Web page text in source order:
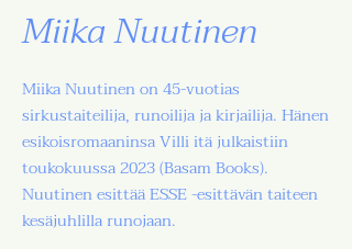
Miika Nuutinen
Miika Nuutinen on 45-vuotias
sirkustaiteilija, runoilija ja kirjailija. Hänen
esikoisromaaninsa Villi itä julkaistiin
toukokuussa 2023 (Basam Books).
Nuutinen esittää ESSE -esittävän taiteen
kesäjuhlilla runojaan.